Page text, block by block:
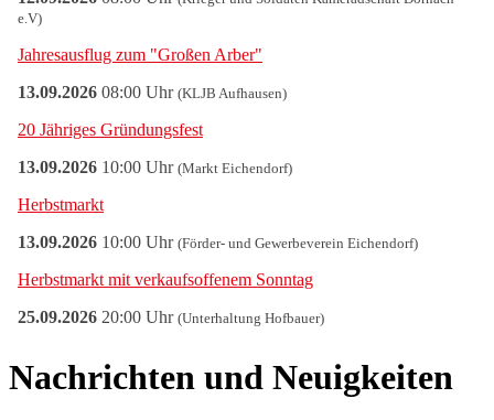
Nachrichten und Neuigkeiten